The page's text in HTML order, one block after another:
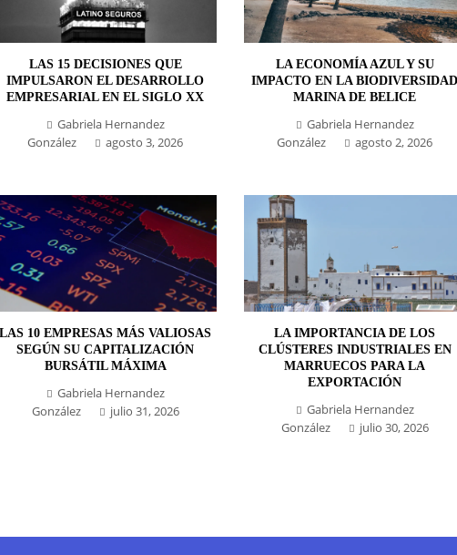
LAS 15 DECISIONES QUE
IMPULSARON EL DESARROLLO
EMPRESARIAL EN EL SIGLO XX
Gabriela Hernandez
González
agosto 3, 2026
LA ECONOMÍA AZUL Y SU
IMPACTO EN LA BIODIVERSIDAD
MARINA DE BELICE
Gabriela Hernandez
González
agosto 2, 2026
LAS 10 EMPRESAS MÁS VALIOSAS
SEGÚN SU CAPITALIZACIÓN
BURSÁTIL MÁXIMA
Gabriela Hernandez
González
julio 31, 2026
LA IMPORTANCIA DE LOS
CLÚSTERES INDUSTRIALES EN
MARRUECOS PARA LA
EXPORTACIÓN
Gabriela Hernandez
González
julio 30, 2026